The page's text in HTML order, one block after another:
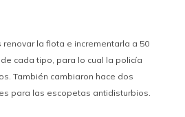
la flota e incrementarla a 50
cada tipo, para lo cual la policía
También cambiaron hace dos
para las escopetas antidisturbios.